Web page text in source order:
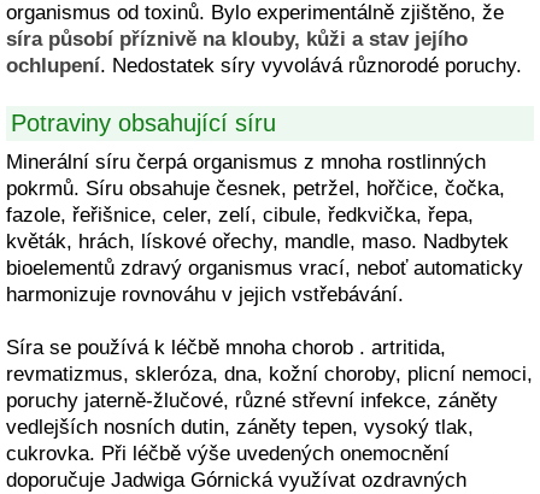
organismus od toxinů. Bylo experimentálně zjištěno, že
síra působí příznivě na klouby, kůži a stav jejího
ochlupení. Nedostatek síry vyvolává různorodé poruchy.
Potraviny obsahující síru
Minerální síru čerpá organismus z mnoha rostlinných
pokrmů. Síru obsahuje česnek, petržel, hořčice, čočka,
fazole, řeřišnice, celer, zelí, cibule, ředkvička, řepa,
květák, hrách, lískové ořechy, mandle, maso. Nadbytek
bioelementů zdravý organismus vrací, neboť automaticky
harmonizuje rovnováhu v jejich vstřebávání.
Síra se používá k léčbě mnoha chorob . artritida,
revmatizmus, skleróza, dna, kožní choroby, plicní nemoci,
poruchy jaterně-žlučové, různé střevní infekce, záněty
vedlejších nosních dutin, záněty tepen, vysoký tlak,
cukrovka. Při léčbě výše uvedených onemocnění
doporučuje Jadwiga Górnická využívat ozdravných